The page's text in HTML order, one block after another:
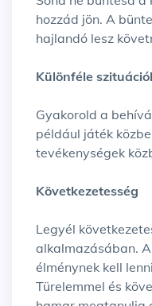
hozzád jön. A
hajlandó lesz
Különféle
Gyakorold a
például játék
tevékenységek
Következetesség
Legyél
alkalmazásában.
élménynek kell
Türelemmel és